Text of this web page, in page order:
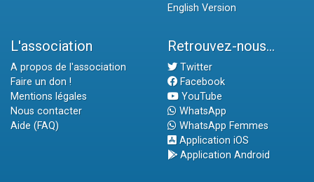
English Version
L'association
A propos de l'association
Faire un don !
Mentions légales
Nous contacter
Aide (FAQ)
Retrouvez-nous...
Twitter
Facebook
YouTube
WhatsApp
WhatsApp Femmes
Application iOS
Application Android